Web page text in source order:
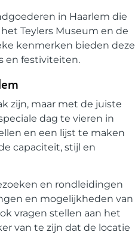
in Haarlem die
Teylers Museum en de
kenmerken bieden deze
en festiviteiten.
zijn, maar met de juiste
dag te vieren in
en een lijst te maken
capaciteit, stijl en
en rondleidingen
en mogelijkheden van
vragen stellen aan het
van te zijn dat de locatie